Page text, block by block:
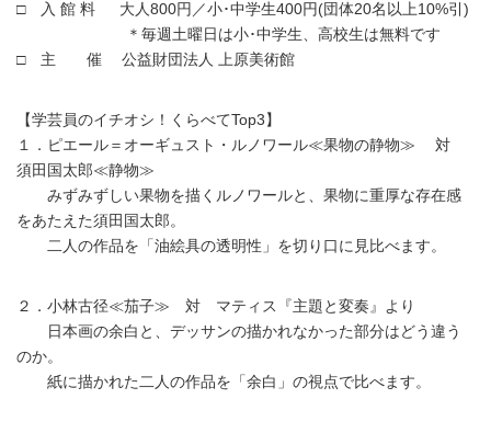
□ 入 館 料 大人800円／小･中学生400円(団体20名以上10%引)
＊毎週土曜日は小･中学生、高校生は無料です
□ 主 催 公益財団法人 上原美術館
【学芸員のイチオシ！くらべてTop3】
１．ピエール＝オーギュスト・ルノワール≪果物の静物≫ 対
須田国太郎≪静物≫
みずみずしい果物を描くルノワールと、果物に重厚な存在感
をあたえた須田国太郎。
二人の作品を「油絵具の透明性」を切り口に見比べます。
２．小林古径≪茄子≫ 対 マティス『主題と変奏』より
日本画の余白と、デッサンの描かれなかった部分はどう違う
のか。
紙に描かれた二人の作品を「余白」の視点で比べます。